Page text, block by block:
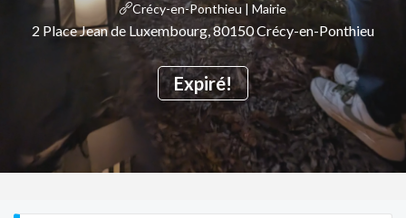
Expiré!
Crécy-en-Ponthieu | Mairie
2 Place Jean de Luxembourg, 80150 Crécy-en-Ponthieu